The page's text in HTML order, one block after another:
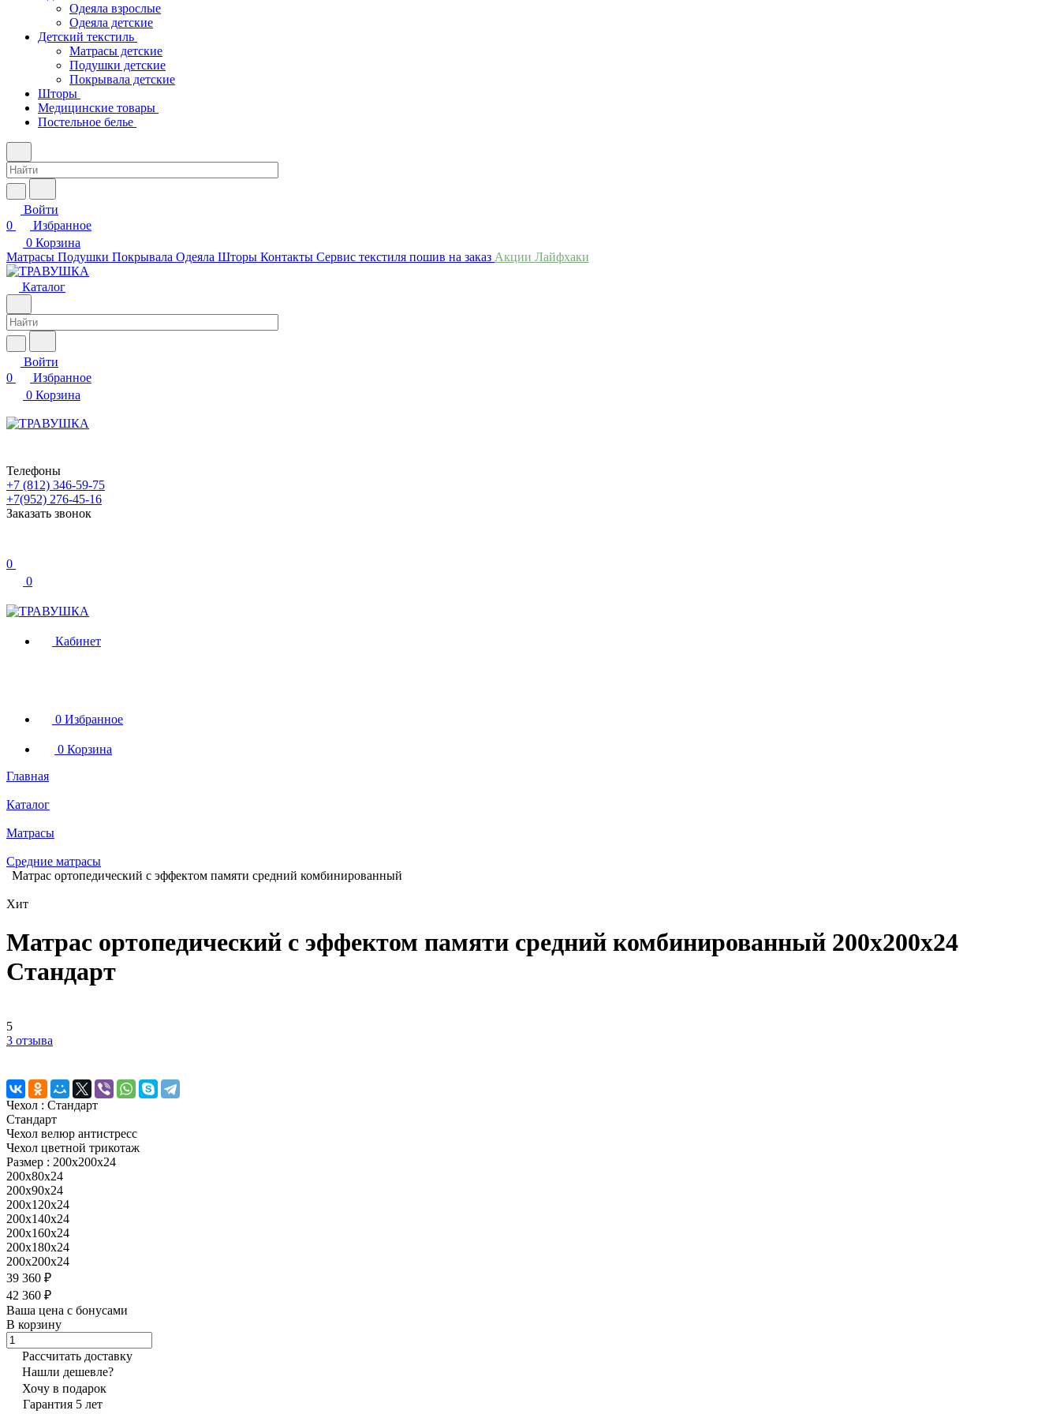
Одеяла взрослые
Одеяла детские
Детский текстиль
Матрасы детские
Подушки детские
Покрывала детские
Шторы
Медицинские товары
Постельное белье
Войти
0
Избранное
0 Корзина
Матрасы Подушки Покрывала Одеяла Шторы Контакты Сервис текстиля пошив на заказ Акции Лайфхаки
Каталог
Войти
0
Избранное
0 Корзина
Телефоны
+7 (812) 346-59-75
+7(952) 276-45-16
Заказать звонок
0
0
Кабинет
0 Избранное
0 Корзина
Главная
Каталог
Матрасы
Средние матрасы
Матрас ортопедический с эффектом памяти средний комбинированный
Хит
Матрас ортопедический с эффектом памяти средний комбинированный 200х200х24
Стандарт
5
3 отзыва
Чехол : Стандарт
Стандарт
Чехол велюр антистресс
Чехол цветной трикотаж
Размер : 200x200x24
200x80x24
200x90x24
200x120x24
200x140x24
200x160x24
200x180x24
200x200x24
39 360 ₽
42 360 ₽
Ваша цена с бонусами
В корзину
Рассчитать доставку
Нашли дешевле?
Хочу в подарок
Гарантия 5 лет